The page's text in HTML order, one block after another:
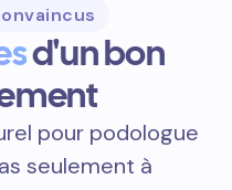
d'un bon
pour podologue
seulement à